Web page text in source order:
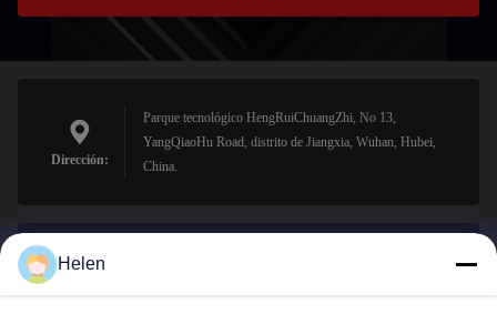
Dirección:
Parque tecnológico HengRuiChuangZhi, No 13,
YangQiaoHu Road, distrito de Jiangxia, Wuhan, Hubei,
China.
El correo
Helen